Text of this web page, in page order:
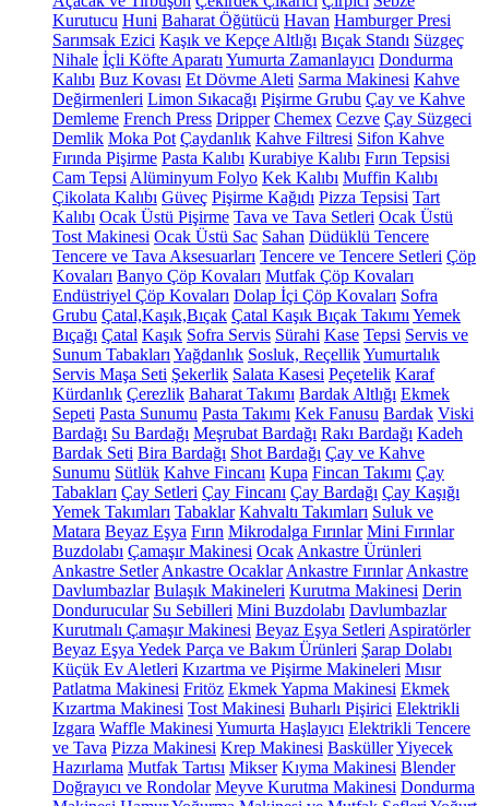
Kurutucu Huni Baharat Öğütücü Havan Hamburger Presi
Sarımsak Ezici Kaşık ve Kepçe Altlığı Bıçak Standı Süzgeç
Nihale İçli Köfte Aparatı Yumurta Zamanlayıcı Dondurma
Kalıbı Buz Kovası Et Dövme Aleti Sarma Makinesi Kahve
Değirmenleri Limon Sıkacağı Pişirme Grubu Çay ve Kahve
Demleme French Press Dripper Chemex Cezve Çay Süzgeci
Demlik Moka Pot Çaydanlık Kahve Filtresi Sifon Kahve
Fırında Pişirme Pasta Kalıbı Kurabiye Kalıbı Fırın Tepsisi
Cam Tepsi Alüminyum Folyo Kek Kalıbı Muffin Kalıbı
Çikolata Kalıbı Güveç Pişirme Kağıdı Pizza Tepsisi Tart
Kalıbı Ocak Üstü Pişirme Tava ve Tava Setleri Ocak Üstü
Tost Makinesi Ocak Üstü Sac Sahan Düdüklü Tencere
Tencere ve Tava Aksesuarları Tencere ve Tencere Setleri Çöp
Kovaları Banyo Çöp Kovaları Mutfak Çöp Kovaları
Endüstriyel Çöp Kovaları Dolap İçi Çöp Kovaları Sofra
Grubu Çatal,Kaşık,Bıçak Çatal Kaşık Bıçak Takımı Yemek
Bıçağı Çatal Kaşık Sofra Servis Sürahi Kase Tepsi Servis ve
Sunum Tabakları Yağdanlık Sosluk, ReçellikYumurtalık
Servis Maşa Seti Şekerlik Salata Kasesi Peçetelik Karaf
Kürdanlık Çerezlik Baharat Takımı Bardak Altlığı Ekmek
Sepeti Pasta Sunumu Pasta Takımı Kek Fanusu Bardak Viski
Bardağı Su Bardağı Meşrubat Bardağı Rakı Bardağı Kadeh
Bardak Seti Bira Bardağı Shot Bardağı Çay ve Kahve
Sunumu Sütlük Kahve Fincanı Kupa Fincan Takımı Çay
Tabakları Çay Setleri Çay Fincanı Çay Bardağı Çay Kaşığı
Yemek Takımları Tabaklar Kahvaltı Takımları Suluk ve
Matara Beyaz Eşya Fırın Mikrodalga Fırınlar Mini Fırınlar
Buzdolabı Çamaşır Makinesi Ocak Ankastre Ürünleri
Ankastre Setler Ankastre Ocaklar Ankastre Fırınlar Ankastre
Davlumbazlar Bulaşık Makineleri Kurutma Makinesi Derin
Dondurucular Su Sebilleri Mini Buzdolabı Davlumbazlar
Kurutmalı Çamaşır Makinesi Beyaz Eşya Setleri Aspiratörler
Beyaz Eşya Yedek Parça ve Bakım Ürünleri Şarap Dolabı
Küçük Ev Aletleri Kızartma ve Pişirme Makineleri Mısır
Patlatma Makinesi Fritöz Ekmek Yapma Makinesi Ekmek
Kızartma Makinesi Tost Makinesi Buharlı Pişirici Elektrikli
Izgara Waffle Makinesi Yumurta Haşlayıcı Elektrikli Tencere
ve Tava Pizza Makinesi Krep Makinesi BasküllerYiyecek
Hazırlama Mutfak Tartısı Mikser Kıyma Makinesi Blender
Doğrayıcı ve Rondolar Meyve Kurutma Makinesi Dondurma